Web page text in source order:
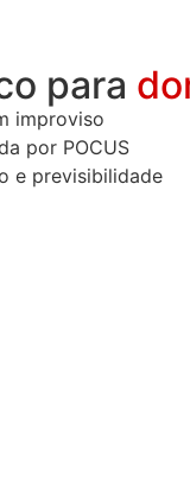
para
improviso
por POCUS
e previsibilidade